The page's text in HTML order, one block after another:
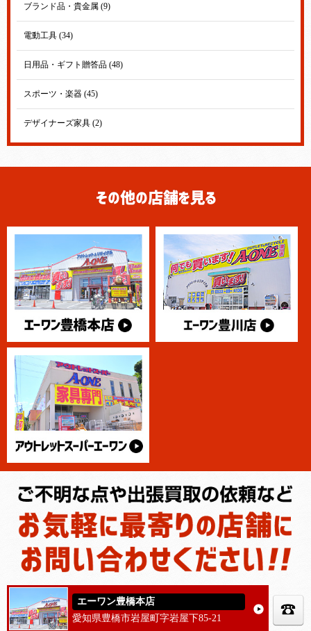
ブランド品・貴金属 (9)
電動工具 (34)
日用品・ギフト贈答品 (48)
スポーツ・楽器 (45)
デザイナーズ家具 (2)
エーワン豊橋本店
愛知県豊橋市岩屋町字岩屋下85-21